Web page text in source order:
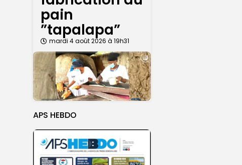
pain
”tapalapa”
mardi 4 août 2026 à 19h31
APS HEBDO